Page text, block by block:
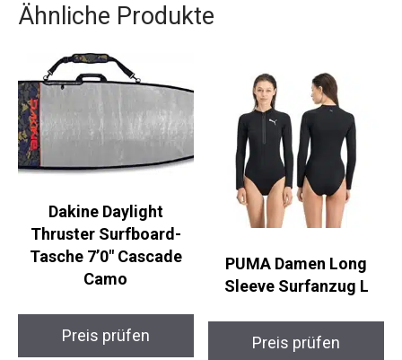
Ähnliche Produkte
Dakine Daylight
Thruster Surfboard-
Tasche 7’0″ Cascade
Camo
Preis prüfen
PUMA Damen Long
Sleeve Surfanzug L
Preis prüfen